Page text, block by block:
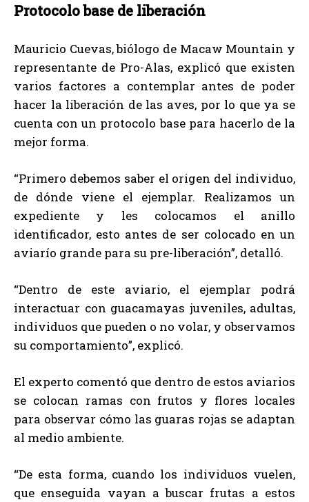
Protocolo base de liberación
Mauricio Cuevas, biólogo de Macaw Mountain y
representante de Pro-Alas, explicó que existen
varios factores a contemplar antes de poder
hacer la liberación de las aves, por lo que ya se
cuenta con un protocolo base para hacerlo de la
mejor forma.
“Primero debemos saber el origen del individuo,
de dónde viene el ejemplar. Realizamos un
expediente y les colocamos el anillo
identificador, esto antes de ser colocado en un
aviarío grande para su pre-liberación”, detalló.
“Dentro de este aviario, el ejemplar podrá
interactuar con guacamayas juveniles, adultas,
individuos que pueden o no volar, y observamos
su comportamiento”, explicó.
El experto comentó que dentro de estos aviarios
se colocan ramas con frutos y flores locales
para observar cómo las guaras rojas se adaptan
al medio ambiente.
“De esta forma, cuando los individuos vuelen,
que enseguida vayan a buscar frutas a estos